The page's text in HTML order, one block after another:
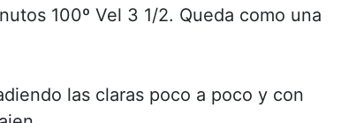
100º Vel 3 1/2. Queda como una
las claras poco a poco y con